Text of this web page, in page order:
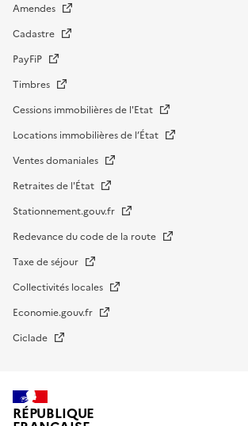
Amendes
Cadastre
PayFiP
Timbres
Cessions immobilières de l'Etat
Locations immobilières de l’État
Ventes domaniales
Retraites de l'État
Stationnement.gouv.fr
Redevance du code de la route
Taxe de séjour
Collectivités locales
Economie.gouv.fr
Ciclade
RÉPUBLIQUE